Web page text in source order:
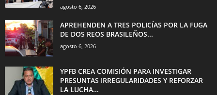
agosto 6, 2026
APREHENDEN A TRES POLICÍAS POR LA FUGA
DE DOS REOS BRASILEÑOS...
agosto 6, 2026
YPFB CREA COMISIÓN PARA INVESTIGAR
PRESUNTAS IRREGULARIDADES Y REFORZAR
LA LUCHA...